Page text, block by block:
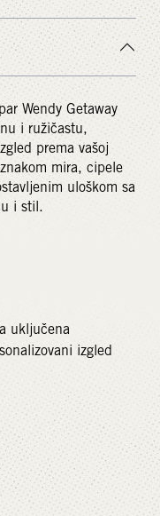
Wendy Getaway
i ružičastu,
prema vašoj
mira, cipele
uloškom sa
i stil.
uključena
izgled